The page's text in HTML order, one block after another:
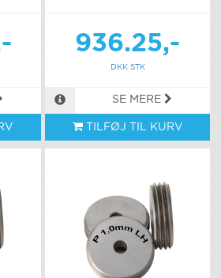
936.25,-
DKK STK
SE MERE
TILFØJ TIL KURV